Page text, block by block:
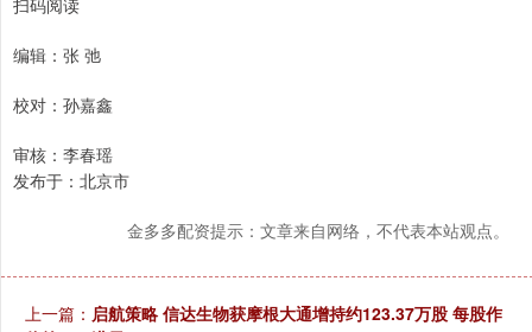
编辑：张 弛
校对：孙嘉鑫
审核：李春瑶
发布于：北京市
金多多配资提示：文章来自网络，不代表本站观点。
上一篇： 启航策略 信达生物获摩根大通增持约123.37万股 每股作